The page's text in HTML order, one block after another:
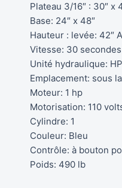
Plateau 3/16″ : 30″ x
Base: 24″ x 48″
Hauteur : levée: 42″
Vitesse: 30 secondes
Unité hydraulique:
Emplacement: sous
Moteur: 1 hp
Motorisation: 110
Cylindre: 1
Couleur: Bleu
Contrôle: à bouton
Poids: 490 lb